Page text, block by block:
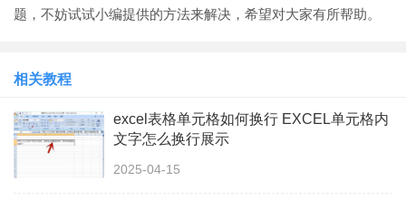
题，不妨试试小编提供的方法来解决，希望对大家有所帮助。
相关教程
excel表格单元格如何换行 EXCEL单元格内
文字怎么换行展示
2025-04-15